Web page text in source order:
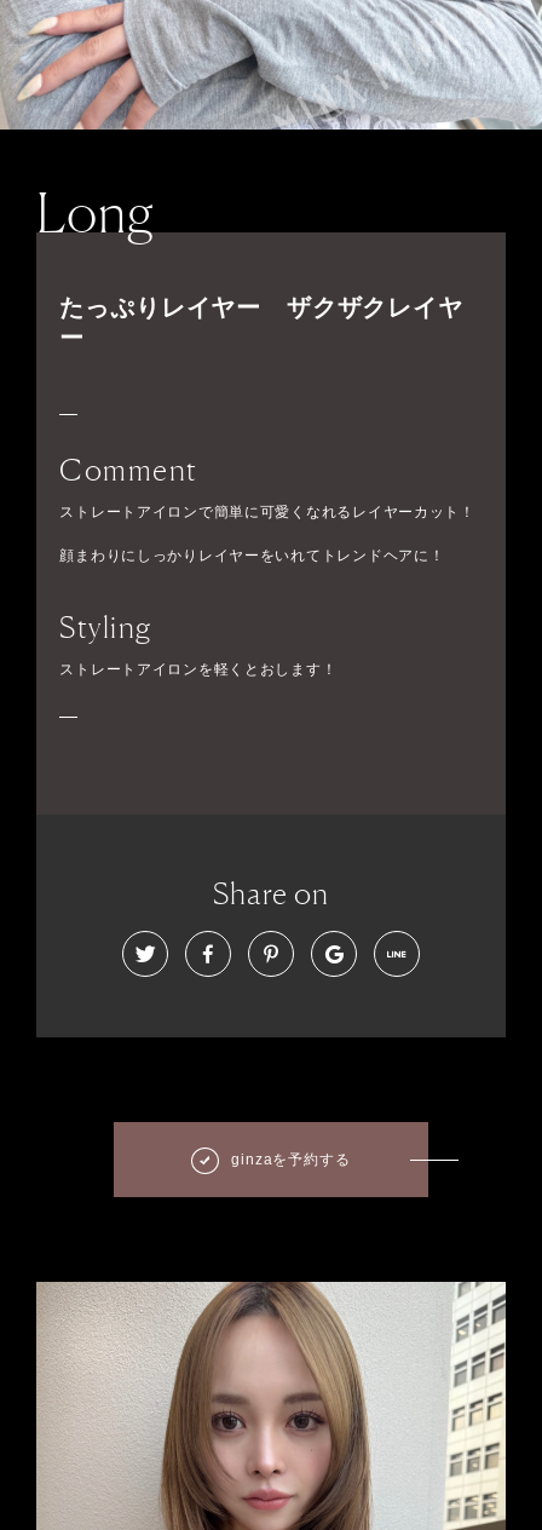
Long
たっぷりレイヤー ザクザクレイヤ
ー
Comment
ストレートアイロンで簡単に可愛くなれるレイヤーカット！
顔まわりにしっかりレイヤーをいれてトレンドヘアに！
Styling
ストレートアイロンを軽くとおします！
Share on
ginzaを予約する